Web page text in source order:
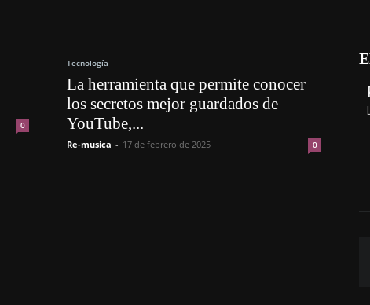
0
Tecnología
La herramienta que permite conocer
los secretos mejor guardados de
YouTube,...
Re-musica - 17 de febrero de 2025 0